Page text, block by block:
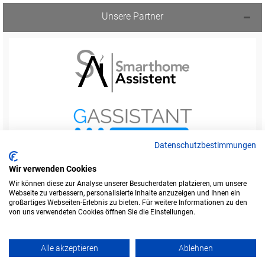
Unsere Partner
Startseite Foren-Übersicht
Legende Kontakt
Werbung buchen
Datenschutzbestimmungen
Wir verwenden Cookies
Wir können diese zur Analyse unserer Besucherdaten platzieren, um unsere
Webseite zu verbessern, personalisierte Inhalte anzuzeigen und Ihnen ein
großartiges Webseiten-Erlebnis zu bieten. Für weitere Informationen zu den
von uns verwendeten Cookies öffnen Sie die Einstellungen.
Alle akzeptieren Ablehnen